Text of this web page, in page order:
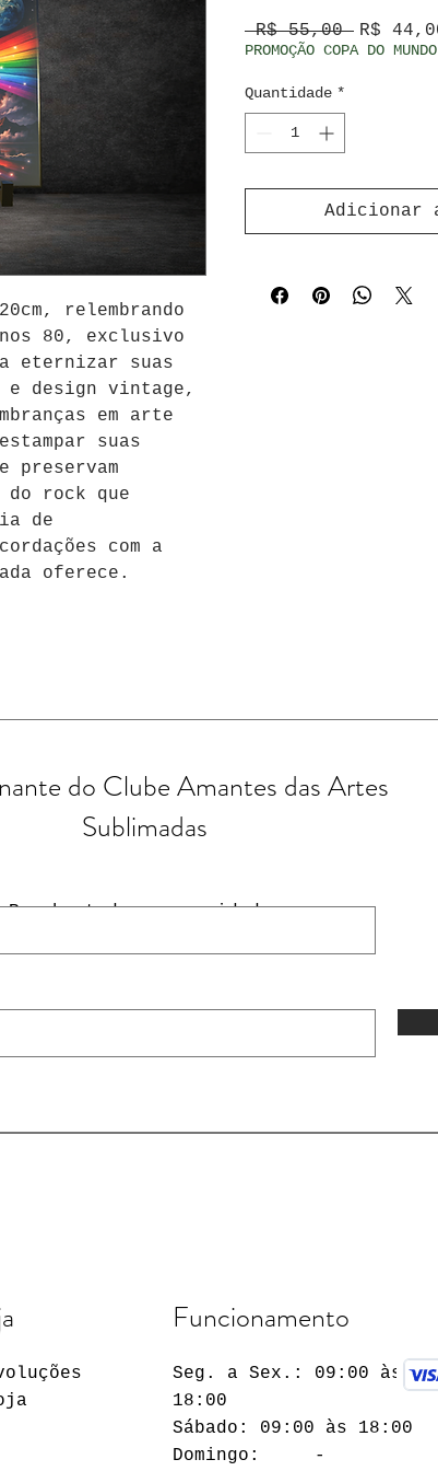
relembrando
80, exclusivo
eternizar suas
e design vintage,
em arte
suas
preservam
do rock que
de
com a
oferece.
R$ 55,00 Preço
R$
PROMOÇÃO COPA DO
Quantidade *
Adicionar
do Clube Amantes das Artes
Sublimadas
Receba todas as novidades
Funcionamento
Seg. a Sex.: 09:00 às
18:00
Sábado: 09:00 às 18:00
Domingo: -